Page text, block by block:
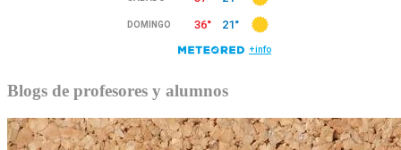
Blogs de profesores y alumnos